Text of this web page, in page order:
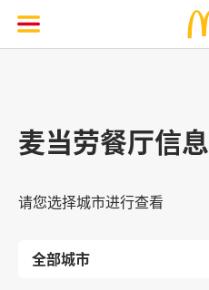
麦当劳餐厅信
请您选择城市进行查看